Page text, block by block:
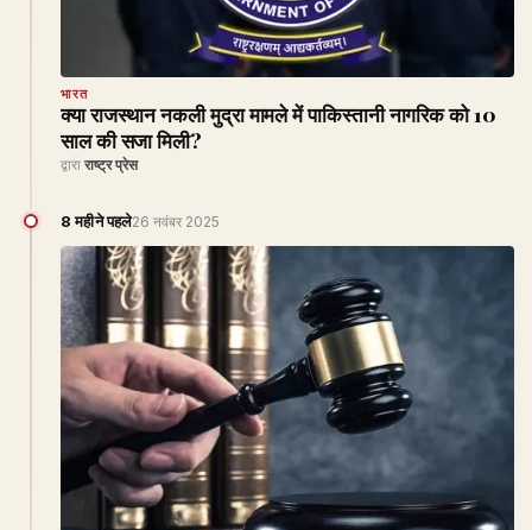
भारत
क्या राजस्थान नकली मुद्रा मामले में पाकिस्तानी नागरिक को 10
साल की सजा मिली?
द्वारा राष्ट्र प्रेस
8 महीने पहले26 नवंबर 2025